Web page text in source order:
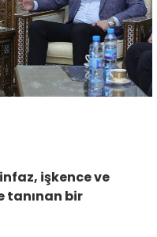
işkence ve
tanınan bir